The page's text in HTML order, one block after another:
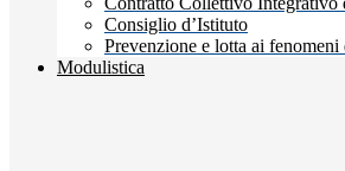
Consiglio d’Istituto
Prevenzione e lotta ai
Modulistica